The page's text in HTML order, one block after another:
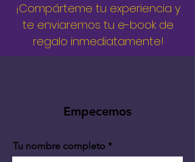
¡Compárteme tu experiencia y
te enviaremos tu e-book de
regalo inmediatamente!
Empecemos
Tu nombre completo